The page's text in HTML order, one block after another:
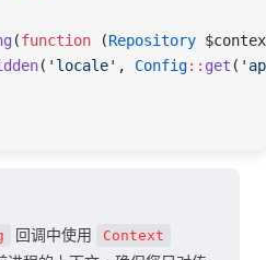
(function (Repository
( 'locale' , Config:: get (
回调中使用 Context